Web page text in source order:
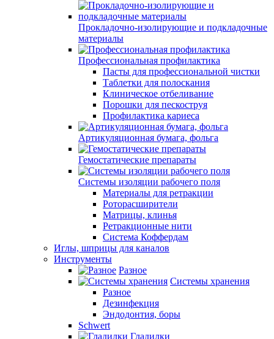
Прокладочно-изолирующие и подкладочные
материалы
Профессиональная профилактика
Пасты для профессиональной чистки
Таблетки для полоскания
Клиническое отбеливание
Порошки для пескоструя
Профилактика кариеса
Артикуляционная бумага, фольга
Гемостатические препараты
Системы изоляции рабочего поля
Материалы для ретракции
Роторасширители
Матрицы, клинья
Ретракционные нити
Система Коффердам
Иглы, шприцы для каналов
Инструменты
Разное
Системы хранения
Разное
Дезинфекция
Эндодонтия, боры
Schwert
Гладилки